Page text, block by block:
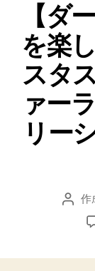
【ダ
を楽
スタ
ァー
リー
投 作